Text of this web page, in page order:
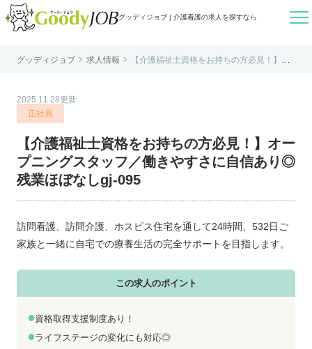
グッディジョブ | 介護看護の求人を探すなら 
はじめての方へ
個人情報保護方針
利用規約
お知らせ
お問い合わせ
お電話でのお問い合わせ
平日 9:00～18:00
グッディジョブ  求人情報 
【介護福祉士資格をお持ちの方必見！】オ
2025.11.28更新
正社員
【介護福祉士資格をお持ちの方必見！】オー
プニングスタッフ／働きやすさに自信あり◎
残業ほぼなしgj-095
訪問看護、訪問介護、ホスピス住宅を通して24時間、532日ご
家族と一緒に自宅での療養生活の完全サポートを目指します。
この求人のポイント
資格取得支援制度あり！
ライフステージの変化にも対応◎